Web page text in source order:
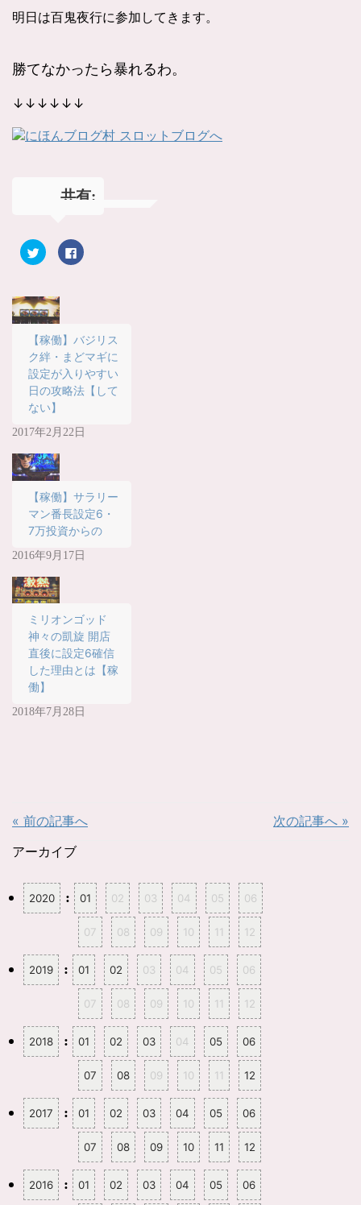
明日は百鬼夜行に参加してきます。
勝てなかったら暴れるわ。
↓↓↓↓↓↓
共有:
ク
リ
て
T
w
i
t
t
e
r
で
共
有
(
新
い
ィ
ン
ド
ウ
で
開
き
ま
す
)
F
a
共
有
す
る
に
は
ク
し
(
新
し
い
ウ
ィ
ン
ド
す
)
【稼働】バジリス
ク絆・まどマギに
設定が入りやすい
日の攻略法【して
ない】
2017年2月22日
【稼働】サラリー
マン番長設定6・
7万投資からの
2016年9月17日
ミリオンゴッド
神々の凱旋 開店
直後に設定6確信
した理由とは【稼
働】
2018年7月28日
« 前の記事へ 次の記事へ »
アーカイブ
2020 : 01 02 03 04 05 06
07 08 09 10 11 12
2019 : 01 02 03 04 05 06
07 08 09 10 11 12
2018 : 01 02 03 04 05 06
07 08 09 10 11 12
2017 : 01 02 03 04 05 06
07 08 09 10 11 12
2016 : 01 02 03 04 05 06